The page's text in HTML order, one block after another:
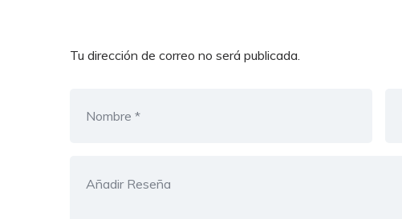
Tu dirección de correo no será publicada.